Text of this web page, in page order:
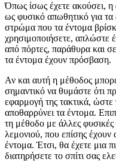
Όπως ίσως έχετε ακούσει, η
ως φυσικό απωθητικό για
στρώμα που τα έντομα
χρησιμοποιήσετε, απλώστε
από πόρτες, παράθυρα και
τα έντομα έχουν πρόσβαση.
Αν και αυτή η μέθοδος
σημαντικό να θυμάστε ότι
εφαρμογή της τακτικά, ώστε
αποθαρρύνει τα έντομα.
τη μέθοδο με άλλες
λεμονιού, που επίσης έχουν
έντομα. Έτσι, θα έχετε μια
διατηρήσετε το σπίτι σας